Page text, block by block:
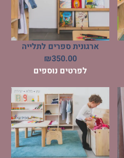
ארגונית ספרים לתלייה
₪350.00
לפרטים נוספים